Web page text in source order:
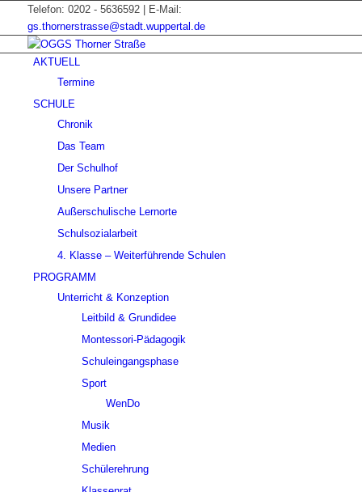
Telefon: 0202 - 5636592 | E-Mail:
gs.thornerstrasse@stadt.wuppertal.de
AKTUELL
Termine
SCHULE
Chronik
Das Team
Der Schulhof
Unsere Partner
Außerschulische Lernorte
Schulsozialarbeit
4. Klasse – Weiterführende Schulen
PROGRAMM
Unterricht & Konzeption
Leitbild & Grundidee
Montessori-Pädagogik
Schuleingangsphase
Sport
WenDo
Musik
Medien
Schülerehrung